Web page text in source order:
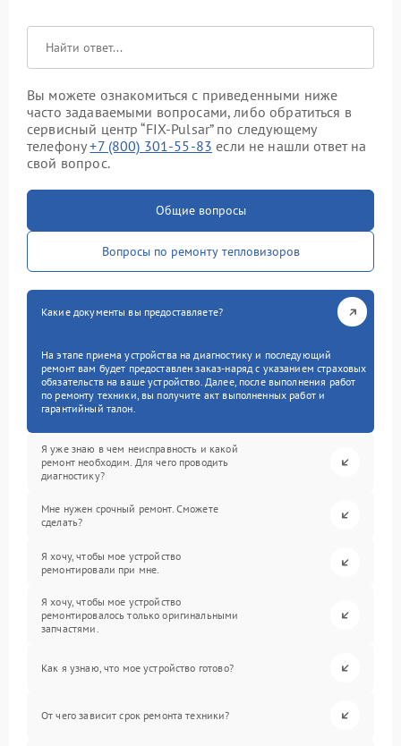
Вы можете ознакомиться с приведенными ниже
часто задаваемыми вопросами, либо обратиться в
сервисный центр “FIX-Pulsar” по следующему
телефону+7 (800) 301-55-83 если не нашли ответ на
свой вопрос.
Общие вопросы
Вопросы по ремонту тепловизоров
Какие документы вы предоставляете?
На этапе приема устройства на диагностику и последующий
ремонт вам будет предоставлен заказ-наряд с указанием страховых
обязательств на ваше устройство. Далее, после выполнения работ
по ремонту техники, вы получите акт выполненных работ и
гарантийный талон.
Я уже знаю в чем неисправность и какой
ремонт необходим. Для чего проводить
диагностику?
Мне нужен срочный ремонт. Сможете
сделать?
Я хочу, чтобы мое устройство
ремонтировали при мне.
Я хочу, чтобы мое устройство
ремонтировалось только оригинальными
запчастями.
Как я узнаю, что мое устройство готово?
От чего зависит срок ремонта техники?